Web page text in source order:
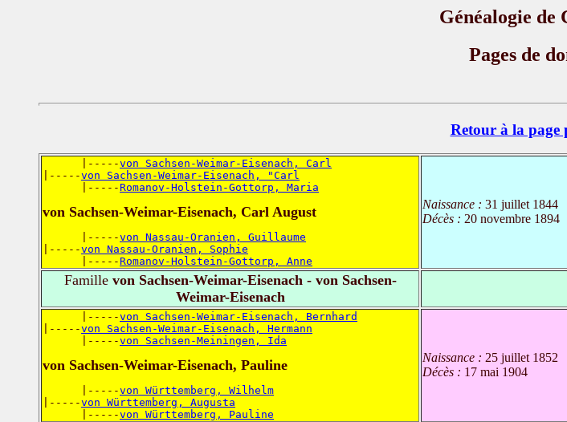
Généalogie de
Pages de
Retour à la page
      |-----
von Sachsen-Weimar-Eisenach, Carl
|-----von Sachsen-Weimar-Eisenach, "Carl
      |-----
Romanov-Holstein-Gottorp, Maria
von Sachsen-Weimar-Eisenach, Carl August
      |-----
von Nassau-Oranien, Guillaume
|-----von Nassau-Oranien, Sophie
      |-----
Romanov-Holstein-Gottorp, Anne
Naissance : 31 juillet 1844
Décès : 20 novembre 1894
Famillevon Sachsen-Weimar-Eisenach - von Sachsen-
Weimar-Eisenach
      |-----
von Sachsen-Weimar-Eisenach, Bernhard
|-----von Sachsen-Weimar-Eisenach, Hermann
      |-----
von Sachsen-Meiningen, Ida
von Sachsen-Weimar-Eisenach, Pauline
      |-----
von Württemberg, Wilhelm
|-----von Württemberg, Augusta
      |-----
von Württemberg, Pauline
Naissance : 25 juillet 1852
Décès : 17 mai 1904